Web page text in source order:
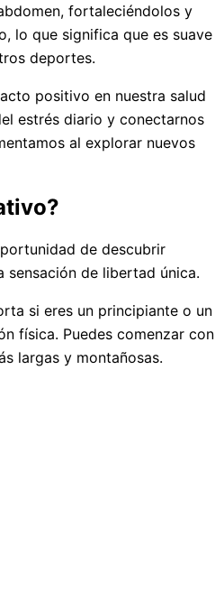
fortaleciéndolos y
lo que significa que es suave
deportes.
positivo en nuestra salud
estrés diario y conectarnos
al explorar nuevos
de descubrir
sensación de libertad única.
si eres un principiante o un
física. Puedes comenzar con
largas y montañosas.